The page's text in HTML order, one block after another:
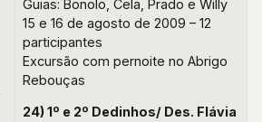
Guias: Bonolo, Cela, Prado e Willy
15 e 16 de agosto de 2009 – 12
participantes
Excursão com pernoite no Abrigo
Rebouças
24) 1º e 2º Dedinhos/ Des. Flávia